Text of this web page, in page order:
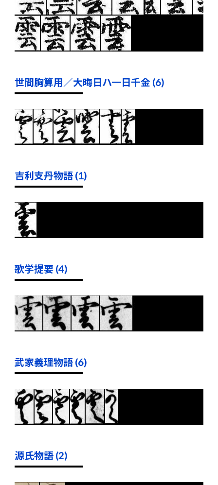
世間胸算用／大晦日ハ一日千金 (6)
吉利支丹物語 (1)
歌学提要 (4)
武家義理物語 (6)
源氏物語 (2)